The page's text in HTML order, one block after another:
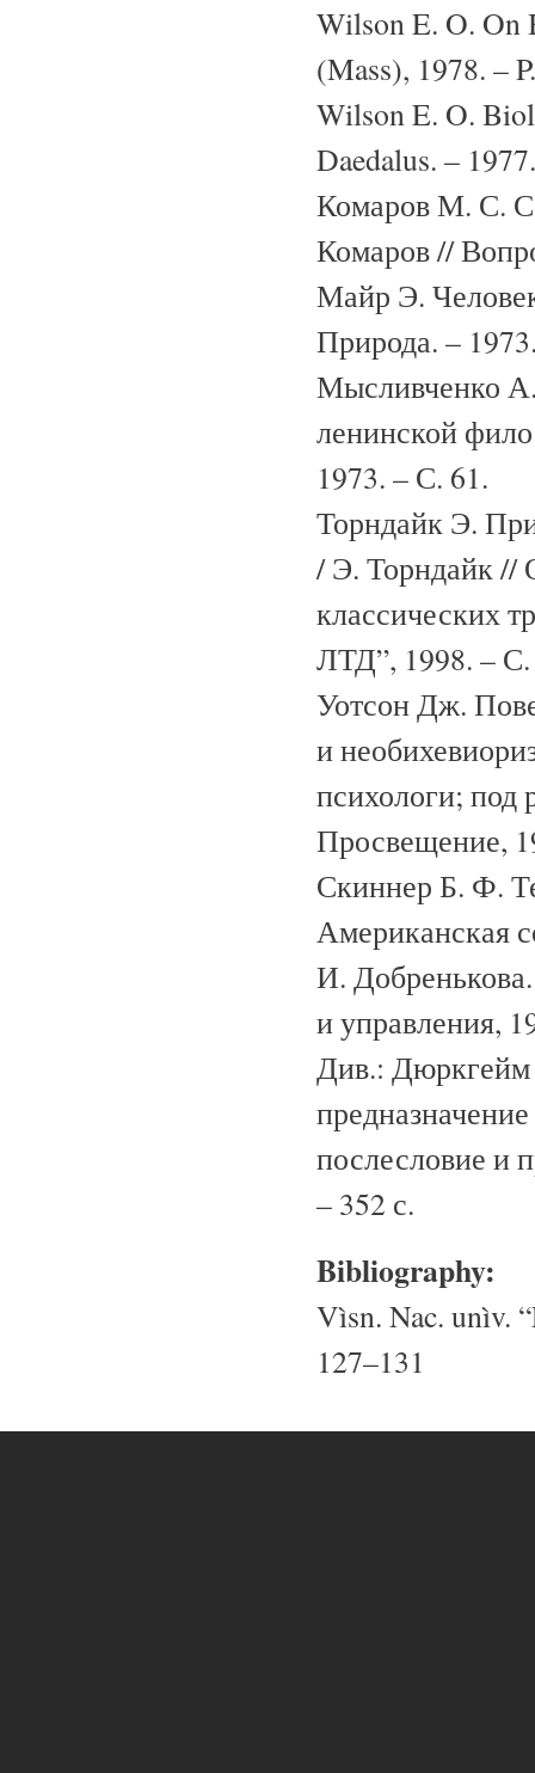
Wilson E. O. On
(Mass), 1978. –
Wilson E. O.
Daedalus. –
Комаров М. С.
Комаров //
Майр Э.
Природа. –
Мысливченко А.
ленинской
1973. – С. 61.
Торндайк Э.
/ Э. Торндайк //
классических
ЛТД”, 1998. – С.
Уотсон Дж.
и
психологи;
Просвещение,
Скиннер Б. Ф.
Американская
И.
и управления,
Див.: Дюркгейм
послесловие и
– 352 с.
Bibliography:
Vìsn. Nac. unìv.
127–131